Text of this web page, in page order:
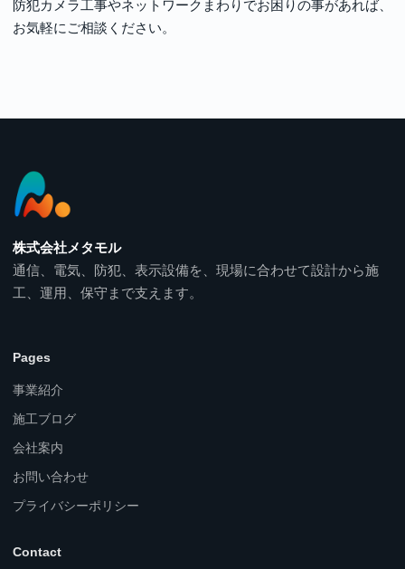
防犯カメラ工事やネットワークまわりでお困りの事があれば、
お気軽にご相談ください。
株式会社メタモル
通信、電気、防犯、表示設備を、現場に合わせて設計から施
工、運用、保守まで支えます。
Pages
事業紹介
施工ブログ
会社案内
お問い合わせ
プライバシーポリシー
Contact